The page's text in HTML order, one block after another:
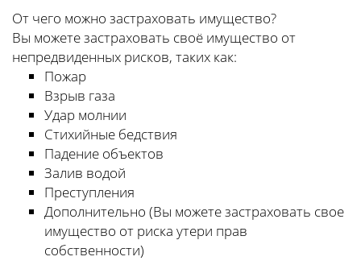
От чего можно застраховать имущество?
Вы можете застраховать своё имущество от
непредвиденных рисков, таких как:
Пожар
Взрыв газа
Удар молнии
Стихийные бедствия
Падение объектов
Залив водой
Преступления
Дополнительно (Вы можете застраховать свое
имущество от риска утери прав
собственности)